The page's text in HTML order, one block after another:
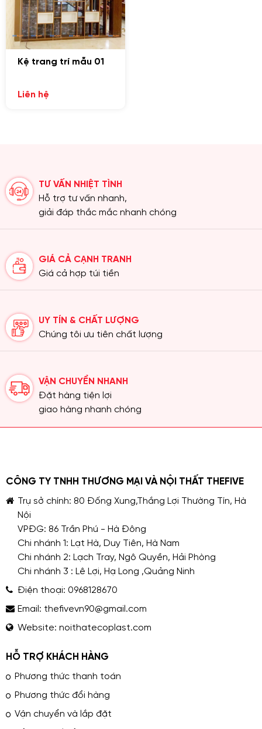
GỬI YÊU CẦU
Kệ trang trí mẫu 01
Liên hệ
TƯ VẤN NHIỆT TÌNH
Hỗ trợ tư vấn nhanh,
giải đáp thắc mắc nhanh chóng
GIÁ CẢ CẠNH TRANH
Giá cả hợp túi tiền
UY TÍN & CHẤT LƯỢNG
Chúng tôi ưu tiên chất lượng
VẬN CHUYỂN NHANH
Đặt hàng tiện lợi
giao hàng nhanh chóng
CÔNG TY TNHH THƯƠNG MẠI VÀ NỘI THẤT THEFIVE
Trụ sở chính: 80 Đống Xung,Thắng Lợi Thường Tín, Hà
Nội
VPĐG: 86 Trần Phú - Hà Đông
Chi nhánh 1: Lạt Hà, Duy Tiên, Hà Nam
Chi nhánh 2: Lạch Tray, Ngô Quyền, Hải Phòng
Chi nhánh 3 : Lê Lợi, Hạ Long ,Quảng Ninh
Điện thoại: 0968128670
Email: thefivevn90@gmail.com
Website: noithatecoplast.com
HỖ TRỢ KHÁCH HÀNG
Phương thức thanh toán
Phương thức đổi hàng
Vận chuyển và lắp đặt